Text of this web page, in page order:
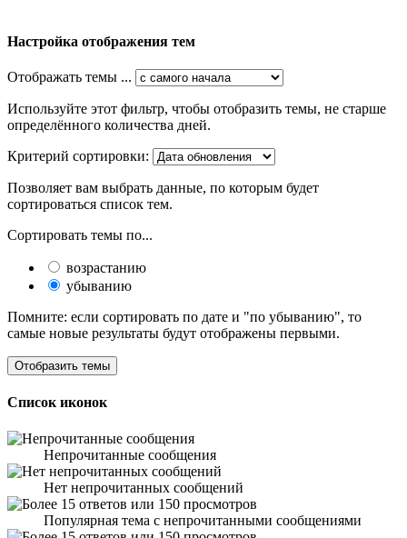
Настройка отображения тем
Отображать темы ...
Используйте этот фильтр, чтобы отобразить темы, не старше
определённого количества дней.
Критерий сортировки:
Позволяет вам выбрать данные, по которым будет
сортироваться список тем.
Сортировать темы по...
возрастанию
убыванию
Помните: если сортировать по дате и "по убыванию", то
самые новые результаты будут отображены первыми.
Список иконок
Непрочитанные сообщения
Нет непрочитанных сообщений
Популярная тема с непрочитанными сообщениями